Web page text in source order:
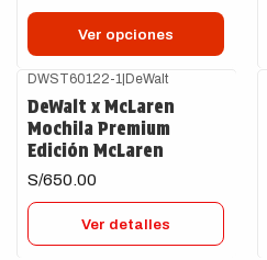
Ver opciones
DWST60122-1 |DeWalt
DeWalt x McLaren
Mochila Premium
Edición McLaren
S/650.00
Ver detalles